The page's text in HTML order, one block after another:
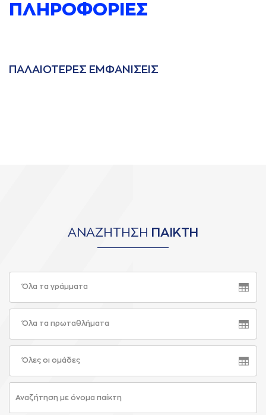
ΠΛΗΡΟΦΟΡΙΕΣ
ΠAΛAΙΟΤΕΡΕΣ ΕΜΦAΝΙΣΕΙΣ
ΑΝΑΖΗΤΗΣΗ ΠΑΙΚΤΗ
Όλα τα γράμματα
Όλα τα πρωταθλήματα
Όλες οι ομάδες